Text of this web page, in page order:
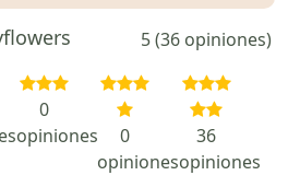
5 (36 opiniones)
0
opiniones
0
opiniones
36
opiniones